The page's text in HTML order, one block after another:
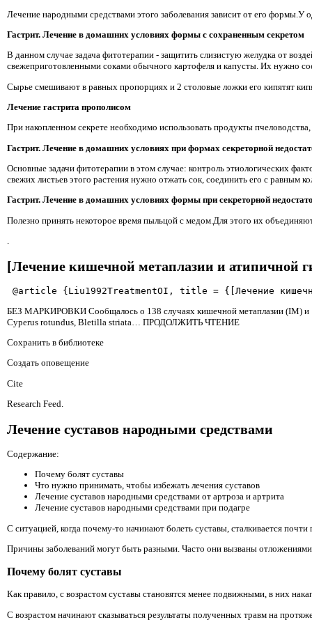
Лечение народными средствами этого заболевания зависит от его формы.У
Гастрит. Лечение в домашних условиях формы с сохраненным секретом
В данном случае задача фитотерапии - защитить слизистую желудка от
свежеприготовленными соками обычного картофеля и капусты. Их нужно
Сырье смешивают в равных пропорциях и 2 столовые ложки его кипятят
Лечение гастрита прополисом
При накопленном секрете необходимо использовать продукты
Гастрит. Лечение в домашних условиях при формах секреторной
Основные задачи фитотерапии в этом случае: контроль этиологических
свежих листьев этого растения нужно отжать сок, соединить его с равным
Гастрит. Лечение в домашних условиях формы при секреторной
Полезно принять некоторое время пыльцой с медом.Для этого их
.
[Лечение кишечной метаплазии и атипичной
@article {Liu1992TreatmentOI, title = {[Лечение
БЕЗ МАРКИРОВКИ Сообщалось о 138 случаях кишечной метаплазии (IM) и
Cyperus rotundus, Bletilla striata… ПРОДОЛЖИТЬ ЧТЕНИЕ
Сохранить в библиотеке
Создать оповещение
Cite
Research Feed.
Лечение суставов народными средствами
Содержание:
Почему болят суставы
Что нужно принимать, чтобы избежать лечения суставов
Лечение суставов народными средствами от артроза и артрита
Лечение суставов народными средствами при подагре
С ситуацией, когда почему-то начинают болеть суставы, сталкивается
Причины заболеваний могут быть разными. Часто они вызваны отложениями
Почему болят суставы
Как правило, с возрастом суставы становятся менее подвижными, в них
С возрастом начинают сказываться результаты полученных травм на